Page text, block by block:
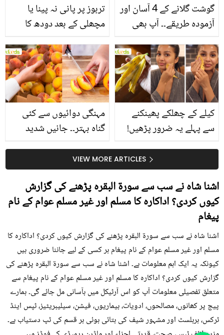
تربوز پر پانی نہ پینا یا
مچھلی کے بعد دودھ کا
سے متعلق غلط فہمیوں کی
حقیقت کیا ہے اور افواہ
کیا؟
گوشت گلانے کے 4 آسان اور
آزمودہ طریقے۔۔ آپ بھی
بتائے راز
مہنگی دوائیوں سے کئی
گناہ بہتر۔۔ جانیں شدید
کیوں کھانا چاہیے؟
کیلے کے چھلکے پھینکنے
سے پہلے یہ ضرور پڑھیں!
سستا اور قدرتی حلVIEW MORE ARTICLES
اشنا شاہ نے سب سے سورۃ البقرہ پڑھنے کی گزارش
کیوں کردی؟ اداکارہ کا مسلم اور غیر مسلم عوام کے نام
پیغام
اشنا شاہ نے سب سے سورۃ البقرہ پڑھنے کی گزارش کیوں کردی؟ اداکارہ کا
مسلم اور غیر مسلم عوام کے نام پیغام ہر کسی کے لیے جاننا ضروری ہیں
کیونکہ یہ ایک اہم معلومات ہے۔ اشنا شاہ نے سب سے سورۃ البقرہ پڑھنے کی
گزارش کیوں کردی؟ اداکارہ کا مسلم اور غیر مسلم عوام کے نام پیغام سے
متعلق تفصیلی معلومات آپ کو اس آرٹیکل میں بآسانی مل جائے گی۔ ہمارے
پیج پر کھانوں، مصالحوں، ادویات، بیماریوں، فیشن، سیلیبریٹیز، ٹپس اینڈ
ٹرکس، ہربلسٹ اور مشہور شیف کی بتائی ہوئی ہر قسم کی ٹپ دستیاب ہے۔